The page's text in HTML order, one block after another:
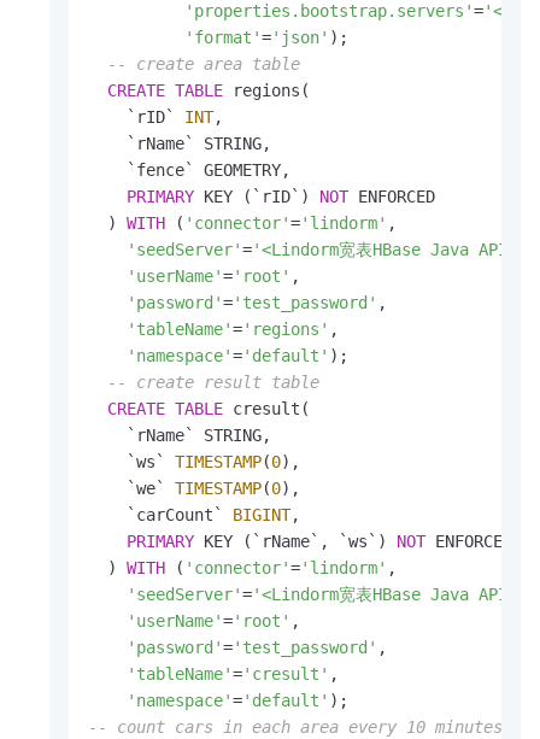
'properties.bootstrap.servers'=
'format'='json' );
-- create area table
CREATE TABLE regions(
    `rID`
INT,
    `rName` STRING,
    `fence` GEOMETRY,
PRIMARY KEY (`rID`) NOT ENFORCED
  )
WITH ( 'connector'='lindorm' ,
'seedServer'='<Lindorm宽表HBase Java API访
'userName'='root' ,
'password'='test_password' ,
'tableName'='regions' ,
'namespace'='default' );
-- create result table
CREATE TABLE cresult(
    `rName` STRING,
    `ws`
TIMESTAMP(0),
    `we`
TIMESTAMP(0),
    `carCount`
BIGINT,
PRIMARY KEY (`rName`, `ws`) NOT ENFORCED
  )
WITH ( 'connector'='lindorm' ,
'seedServer'='<Lindorm宽表HBase Java API访
'userName'='root' ,
'password'='test_password' ,
'tableName'='cresult' ,
'namespace'='default'
-- count cars in each area every 10 minutes